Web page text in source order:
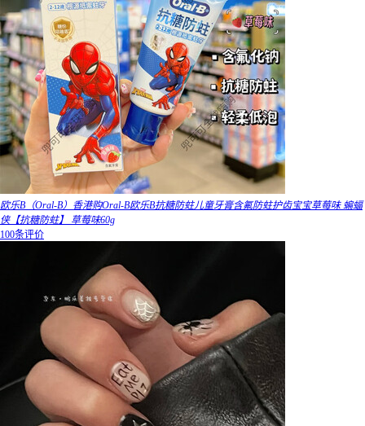
欧乐B（Oral-B）香港购Oral-B欧乐B抗糖防蛀儿童牙膏含氟防蛀护齿宝宝草莓味 蝙蝠
侠【抗糖防蛀】 草莓味60g
100条评价